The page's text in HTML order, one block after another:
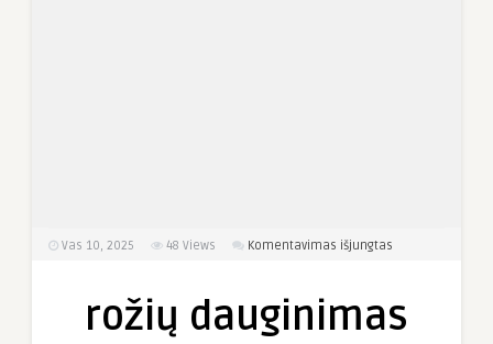
Vas 10, 2025 48 Views Komentavimas išjungtas
rožių dauginimas